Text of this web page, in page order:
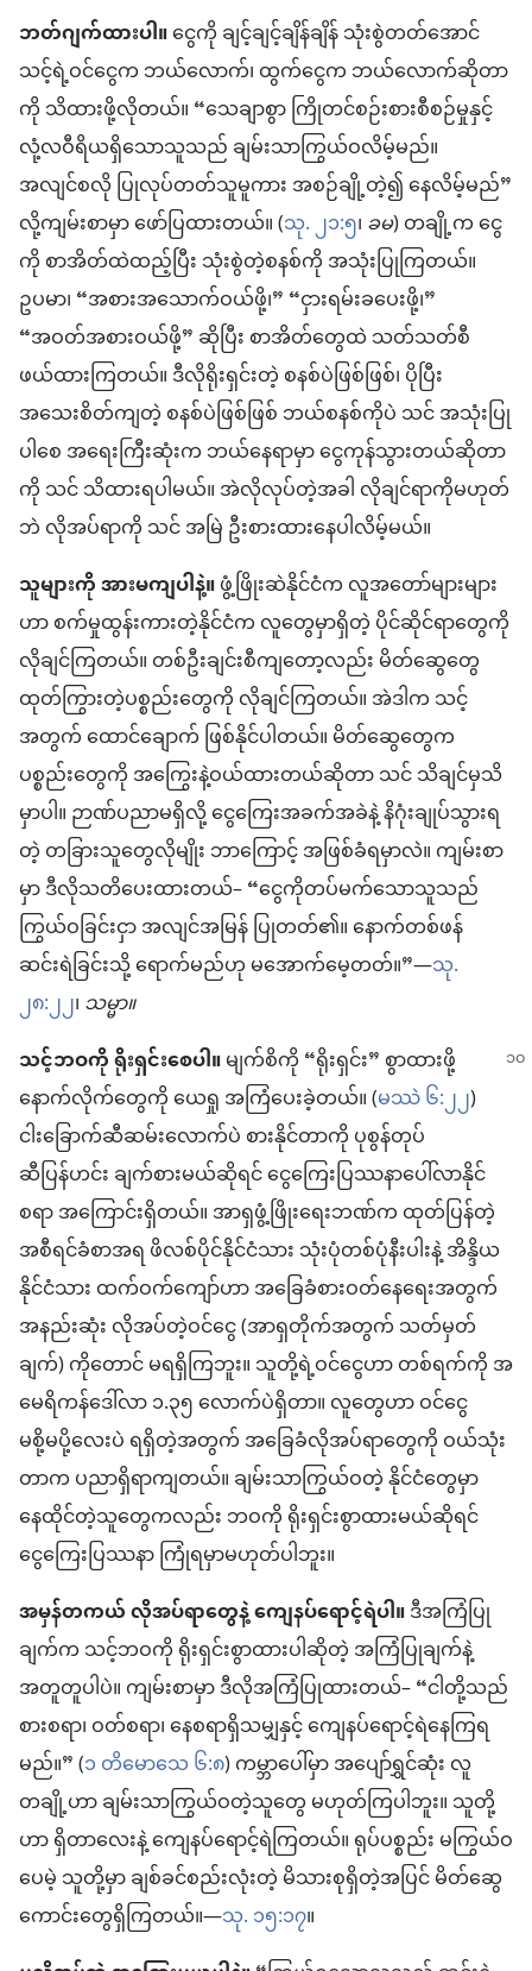
ဘတ်ဂျက်ထားပါ။ငွေကို ချင့်ချင့်ချိန်ချိန် သုံးစွဲတတ်အောင်
သင့်ရဲ့ဝင်ငွေက ဘယ်လောက်၊ ထွက်ငွေက ဘယ်လောက်ဆိုတာ
ကို သိထားဖို့လိုတယ်။ “သေချာစွာ ကြိုတင်စဉ်းစားစီစဉ်မှုနှင့်
လုံ့လဝီရိယရှိသောသူသည် ချမ်းသာကြွယ်ဝလိမ့်မည်။
အလျင်စလို ပြုလုပ်တတ်သူမူကား အစဉ်ချို့တဲ့၍ နေလိမ့်မည်”
လို့ကျမ်းစာမှာ ဖော်ပြထားတယ်။ (သု. ၂၁:၅၊ခမ) တချို့က ငွေ
ကို စာအိတ်ထဲထည့်ပြီး သုံးစွဲတဲ့စနစ်ကို အသုံးပြုကြတယ်။
ဥပမာ၊ “အစားအသောက်ဝယ်ဖို့၊” “ငှားရမ်းခပေးဖို့၊”
“အဝတ်အစားဝယ်ဖို့” ဆိုပြီး စာအိတ်တွေထဲ သတ်သတ်စီ
ဖယ်ထားကြတယ်။ ဒီလိုရိုးရှင်းတဲ့ စနစ်ပဲဖြစ်ဖြစ်၊ ပိုပြီး
အသေးစိတ်ကျတဲ့ စနစ်ပဲဖြစ်ဖြစ် ဘယ်စနစ်ကိုပဲ သင် အသုံးပြု
ပါစေ အရေးကြီးဆုံးက ဘယ်နေရာမှာ ငွေကုန်သွားတယ်ဆိုတာ
ကို သင် သိထားရပါမယ်။ အဲလိုလုပ်တဲ့အခါ လိုချင်ရာကိုမဟုတ်
ဘဲ လိုအပ်ရာကို သင် အမြဲ ဦးစားထားနေပါလိမ့်မယ်။
သူများကို အားမကျပါနဲ့။ဖွံ့ဖြိုးဆဲနိုင်ငံက လူအတော်များများ
ဟာ စက်မှုထွန်းကားတဲ့နိုင်ငံက လူတွေမှာရှိတဲ့ ပိုင်ဆိုင်ရာတွေကို
လိုချင်ကြတယ်။ တစ်ဦးချင်းစီကျတော့လည်း မိတ်ဆွေတွေ
ထုတ်ကြွားတဲ့ပစ္စည်းတွေကို လိုချင်ကြတယ်။ အဲဒါက သင့်
အတွက် ထောင်ချောက် ဖြစ်နိုင်ပါတယ်။ မိတ်ဆွေတွေက
ပစ္စည်းတွေကို အကြွေးနဲ့ဝယ်ထားတယ်ဆိုတာ သင် သိချင်မှသိ
မှာပါ။ ဉာဏ်ပညာမရှိလို့ ငွေကြေးအခက်အခဲနဲ့ နိဂုံးချုပ်သွားရ
တဲ့ တခြားသူတွေလိုမျိုး ဘာကြောင့် အဖြစ်ခံရမှာလဲ။ ကျမ်းစာ
မှာ ဒီလိုသတိပေးထားတယ်– “ငွေကိုတပ်မက်သောသူသည်
ကြွယ်ဝခြင်းငှာ အလျင်အမြန် ပြုတတ်၏။ နောက်တစ်ဖန်
ဆင်းရဲခြင်းသို့ ရောက်မည်ဟု မအောက်မေ့တတ်။”—သု.
၂၈:၂၂၊သမ္မာ။
သင့်ဘဝကို ရိုးရှင်းစေပါ။မျက်စိကို “ရိုးရှင်း” စွာထားဖို့
နောက်လိုက်တွေကို ယေရှု အကြံပေးခဲ့တယ်။ (မဿဲ ၆:၂၂)
ငါးခြောက်ဆီဆမ်းလောက်ပဲ စားနိုင်တာကို ပုစွန်တုပ်
ဆီပြန်ဟင်း ချက်စားမယ်ဆိုရင် ငွေကြေးပြဿနာပေါ်လာနိုင်
စရာ အကြောင်းရှိတယ်။ အာရှဖွံ့ဖြိုးရေးဘဏ်က ထုတ်ပြန်တဲ့
အစီရင်ခံစာအရ ဖိလစ်ပိုင်နိုင်ငံသား သုံးပုံတစ်ပုံနီးပါးနဲ့ အိန္ဒိယ
နိုင်ငံသား ထက်ဝက်ကျော်ဟာ အခြေခံစားဝတ်နေရေးအတွက်
အနည်းဆုံး လိုအပ်တဲ့ဝင်ငွေ (အာရှတိုက်အတွက် သတ်မှတ်
ချက်) ကိုတောင် မရရှိကြဘူး။ သူတို့ရဲ့ဝင်ငွေဟာ တစ်ရက်ကို အ
မေရိကန်ဒေါ်လာ ၁.၃၅ လောက်ပဲရှိတာ။ လူတွေဟာ ဝင်ငွေ
မစို့မပို့လေးပဲ ရရှိတဲ့အတွက် အခြေခံလိုအပ်ရာတွေကို ဝယ်သုံး
တာက ပညာရှိရာကျတယ်။ ချမ်းသာကြွယ်ဝတဲ့ နိုင်ငံတွေမှာ
နေထိုင်တဲ့သူတွေကလည်း ဘဝကို ရိုးရှင်းစွာထားမယ်ဆိုရင်
ငွေကြေးပြဿနာ ကြုံရမှာမဟုတ်ပါဘူး။
အမှန်တကယ် လိုအပ်ရာတွေနဲ့ ကျေနပ်ရောင့်ရဲပါ။ဒီအကြံပြု
ချက်က သင့်ဘဝကို ရိုးရှင်းစွာထားပါဆိုတဲ့ အကြံပြုချက်နဲ့
အတူတူပါပဲ။ ကျမ်းစာမှာ ဒီလိုအကြံပြုထားတယ်– “ငါတို့သည်
စားစရာ၊ ဝတ်စရာ၊ နေစရာရှိသမျှနှင့် ကျေနပ်ရောင့်ရဲနေကြရ
မည်။” (၁ တိမောသေ ၆:၈) ကမ္ဘာပေါ်မှာ အပျော်ရွှင်ဆုံး လူ
တချို့ဟာ ချမ်းသာကြွယ်ဝတဲ့သူတွေ မဟုတ်ကြပါဘူး။ သူတို့
ဟာ ရှိတာလေးနဲ့ ကျေနပ်ရောင့်ရဲကြတယ်။ ရုပ်ပစ္စည်း မကြွယ်ဝ
ပေမဲ့ သူတို့မှာ ချစ်ခင်စည်းလုံးတဲ့ မိသားစုရှိတဲ့အပြင် မိတ်ဆွေ
ကောင်းတွေရှိကြတယ်။—သု. ၁၅:၁၇။